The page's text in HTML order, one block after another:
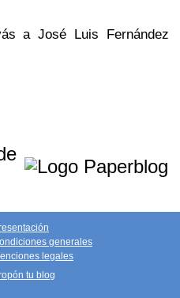
a José Luis Fernández
generales
legales
tu blog